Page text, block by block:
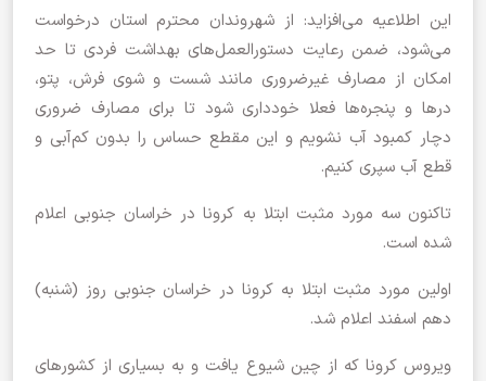
این اطلاعیه می‌افزاید: از شهروندان محترم استان درخواست
می‌شود، ضمن رعایت دستورالعمل‌های بهداشت فردی تا حد
امکان از مصارف غیرضروری مانند شست ‌و شوی فرش، پتو،
درها و پنجره‌ها فعلا خودداری شود تا برای مصارف ضروری
دچار کمبود آب نشویم و این مقطع حساس را بدون کم‌آبی و
قطع آب سپری کنیم.
تاکنون سه مورد مثبت ابتلا به کرونا در خراسان جنوبی اعلام
شده است.
اولین مورد مثبت ابتلا به کرونا در خراسان جنوبی روز (شنبه)
دهم اسفند اعلام شد.
ویروس کرونا که از چین شیوع یافت و به بسیاری از کشورهای